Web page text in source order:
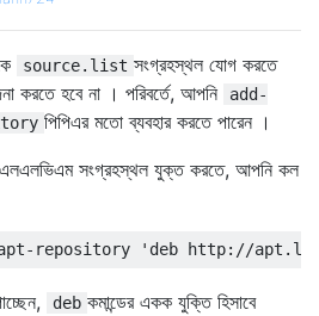
source.list সংগ্রহস্থল যোগ করতে
করতে হবে না । পরিবর্তে, আপনি
add-
পিপিএর মতো ব্যবহার করতে পারেন ।
সংগ্রহস্থল যুক্ত করতে, আপনি কল
deb কমান্ডের একক যুক্তি হিসাবে